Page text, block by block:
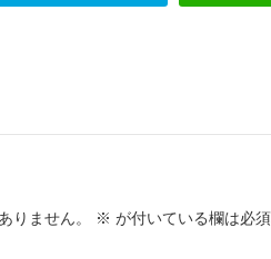
りません。 ※ が付いている欄は必